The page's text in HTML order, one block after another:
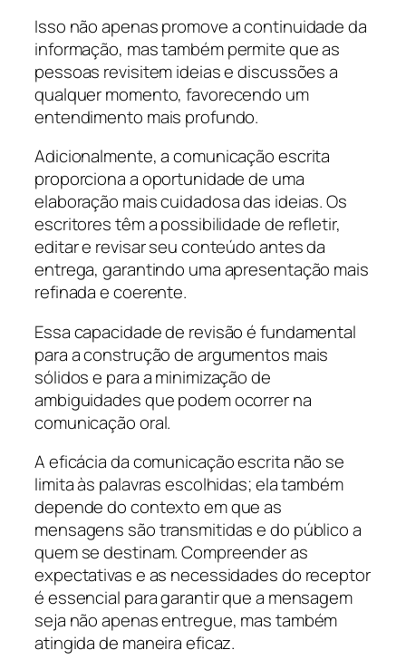
Isso não apenas promove a continuidade da
informação, mas também permite que as
pessoas revisitem ideias e discussões a
qualquer momento, favorecendo um
entendimento mais profundo.
Adicionalmente, a comunicação escrita
proporciona a oportunidade de uma
elaboração mais cuidadosa das ideias. Os
escritores têm a possibilidade de refletir,
editar e revisar seu conteúdo antes da
entrega, garantindo uma apresentação mais
refinada e coerente.
Essa capacidade de revisão é fundamental
para a construção de argumentos mais
sólidos e para a minimização de
ambiguidades que podem ocorrer na
comunicação oral.
A eficácia da comunicação escrita não se
limita às palavras escolhidas; ela também
depende do contexto em que as
mensagens são transmitidas e do público a
quem se destinam. Compreender as
expectativas e as necessidades do receptor
é essencial para garantir que a mensagem
seja não apenas entregue, mas também
atingida de maneira eficaz.